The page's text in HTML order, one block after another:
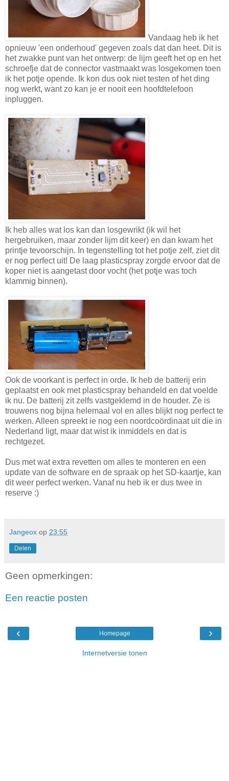
Vandaag heb ik het
opnieuw 'een onderhoud' gegeven zoals dat dan heet. Dit is
het zwakke punt van het ontwerp: de lijm geeft het op en het
schroefje dat de connector vastmaakt was losgekomen toen
ik het potje opende. Ik kon dus ook niet testen of het ding
nog werkt, want zo kan je er nooit een hoofdtelefoon
inpluggen.
Ik heb alles wat los kan dan losgewrikt (ik wil het
hergebruiken, maar zonder lijm dit keer) en dan kwam het
printje tevoorschijn. In tegenstelling tot het potje zelf, ziet dit
er nog perfect uit! De laag plasticspray zorgde ervoor dat de
koper niet is aangetast door vocht (het potje was toch
klammig binnen).
Ook de voorkant is perfect in orde. Ik heb de batterij erin
geplaatst en ook met plasticspray behandeld en dat voelde
ik nu. De batterij zit zelfs vastgeklemd in de houder. Ze is
trouwens nog bijna helemaal vol en alles blijkt nog perfect te
werken. Alleen spreekt ie nog een noordcoördinaat uit die in
Nederland ligt, maar dat wist ik inmiddels en dat is
rechtgezet.
Dus met wat extra revetten om alles te monteren en een
update van de software en de spraak op het SD-kaartje, kan
dit weer perfect werken. Vanaf nu heb ik er dus twee in
reserve :)
Jangeox op 23:55
Delen
Geen opmerkingen:
Een reactie posten
‹ ›
Homepage
Internetversie tonen